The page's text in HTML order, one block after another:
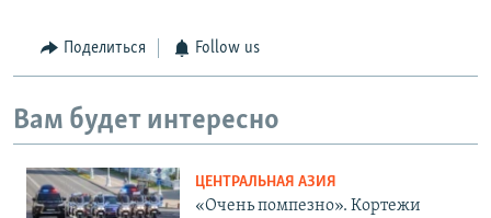
Поделиться Follow us
Вам будет интересно
ЦЕНТРАЛЬНАЯ АЗИЯ
«Очень помпезно». Кортежи